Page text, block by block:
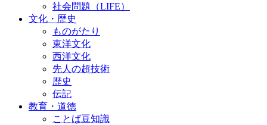
社会問題（LIFE）
文化・歴史
ものがたり
東洋文化
西洋文化
先人の超技術
歴史
伝記
教育・道徳
ことば豆知識